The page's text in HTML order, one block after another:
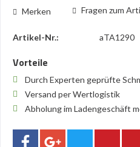
Merken Fragen zum
Artikel-Nr.: aTA1290
Vorteile
Durch Experten geprüfte
Versand per Wertlogistik
Abholung im Ladengeschäft